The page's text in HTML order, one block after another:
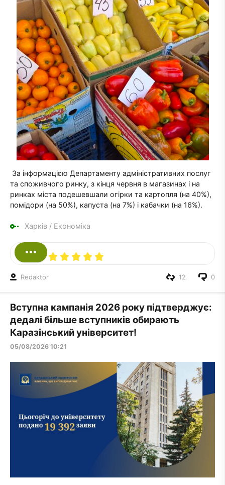
За інформацією Департаменту адміністративних послуг
та споживчого ринку, з кінця червня в магазинах і на
ринках міста подешевшали огірки та картопля (на 40%),
помідори (на 50%), капуста (на 7%) і кабачки (на 16%).
Харків / Економіка
Redaktor 0
12
Вступна кампанія 2026 року підтверджує:
дедалі більше вступників обирають
Каразінський університет!
05/08/2026 10:21